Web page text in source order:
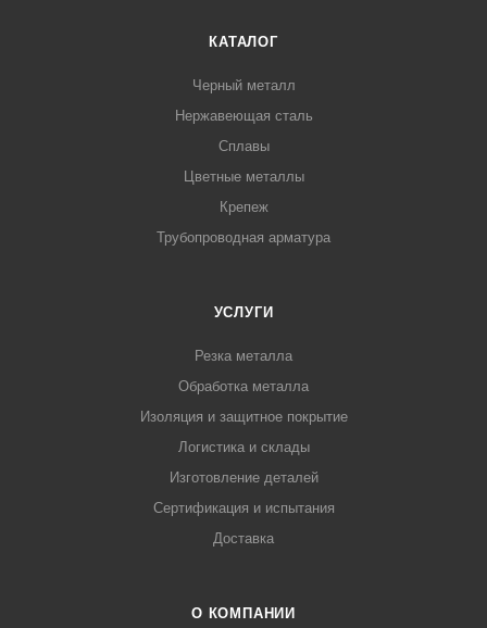
КАТАЛОГ
Черный металл
Нержавеющая сталь
Сплавы
Цветные металлы
Крепеж
Трубопроводная арматура
УСЛУГИ
Резка металла
Обработка металла
Изоляция и защитное покрытие
Логистика и склады
Изготовление деталей
Сертификация и испытания
Доставка
О КОМПАНИИ